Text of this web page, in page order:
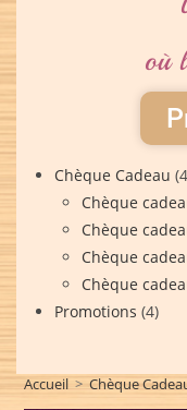
où
Chèque Cadeau
Chèque
Chèque
Chèque
Chèque
Promotions (4)
Accueil > Chèque